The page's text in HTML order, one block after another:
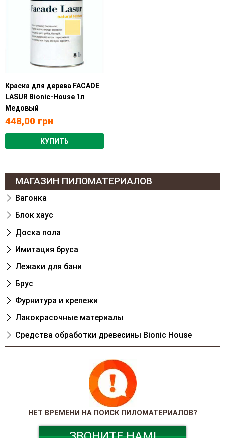
Краска для дерева FACADE
LASUR Bionic-House 1л
Медовый
448,00 грн
КУПИТЬ
МАГАЗИН ПИЛОМАТЕРИАЛОВ
Вагонка
Блок хаус
Доска пола
Имитация бруса
Лежаки для бани
Брус
Фурнитура и крепежи
Лакокрасочные материалы
Cредства обработки древесины Bionic House
НЕТ ВРЕМЕНИ НА ПОИСК ПИЛОМАТЕРИАЛОВ?